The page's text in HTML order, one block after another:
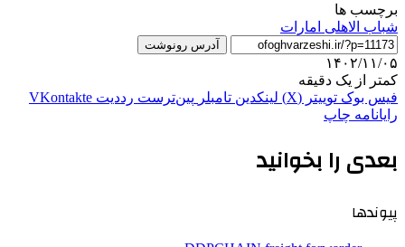
برچسب ها
شباب الاهلی امارات
آدرس رونوشت
۱۴۰۲/۱۱/۰۵
کمتر از یک دقیقه
فیس بوک توییتر (X) لینکدین ‫تامبلر ‫پین‌ترست ‫رددیت ‫VKontakte
رایانامه چاپ
بعدی را بخوانید
پیوندها